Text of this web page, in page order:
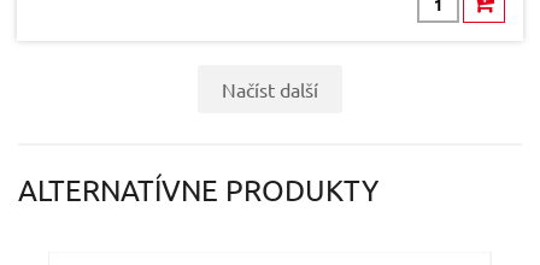
Načíst další
ALTERNATÍVNE PRODUKTY